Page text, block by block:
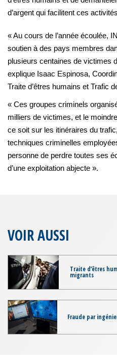
d’argent qui facilitent ces
« Au cours de l’année écoulée,
soutien à des pays membres
plusieurs centaines de victimes
explique Isaac Espinosa,
Traite d’êtres humains et Trafic
« Ces groupes criminels
milliers de victimes, et le
ce soit sur les itinéraires du
techniques criminelles
personne de perdre toutes ses
d’une exploitation abjecte ».
VOIR AUSSI
Traite d’êtres
migrants
Fraude par